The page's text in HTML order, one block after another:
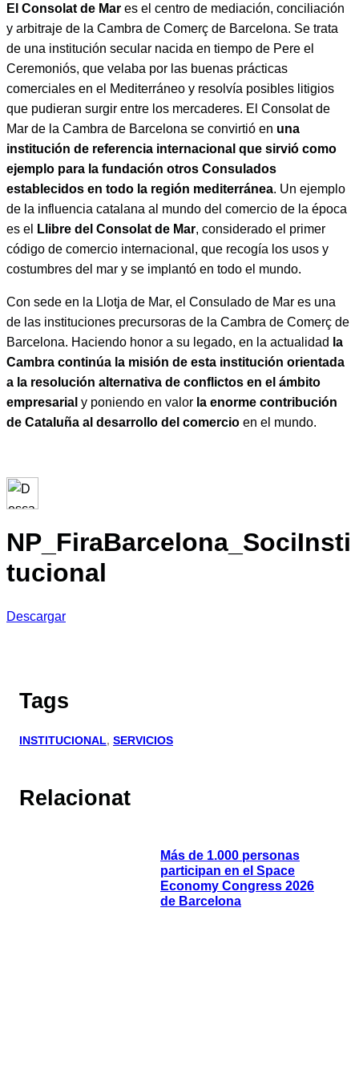
El Consolat de Mar es el centro de mediación, conciliación
y arbitraje de la Cambra de Comerç de Barcelona. Se trata
de una institución secular nacida en tiempo de Pere el
Ceremoniós, que velaba por las buenas prácticas
comerciales en el Mediterráneo y resolvía posibles litigios
que pudieran surgir entre los mercaderes. El Consolat de
Mar de la Cambra de Barcelona se convirtió en una
institución de referencia internacional que sirvió como
ejemplo para la fundación otros Consulados
establecidos en todo la región mediterránea. Un ejemplo
de la influencia catalana al mundo del comercio de la época
es el
Llibre del Consolat de Mar, considerado el primer
código de comercio internacional, que recogía los usos y
costumbres del mar y se implantó en todo el mundo.
Con sede en la Llotja de Mar, el Consulado de Mar es una
de las instituciones precursoras de la Cambra de Comerç de
Barcelona. Haciendo honor a su legado, en la actualidad la
Cambra continúa la misión de esta institución orientada
a la resolución alternativa de conflictos en el ámbito
empresarial y poniendo en valor la enorme contribución
de Cataluña al desarrollo del comercio en el mundo.
NP_FiraBarcelona_SociInsti
tucional
Descargar
Tags
INSTITUCIONAL, SERVICIOS
Relacionat
Más de 1.000 personas
participan en el Space
Economy Congress 2026
de Barcelona